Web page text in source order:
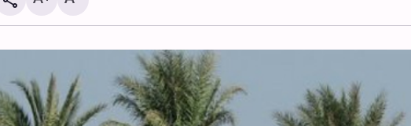
عکس خبری | برگزاری مراسم
اربعین حسینی در حسینیه
کینز انگلیس